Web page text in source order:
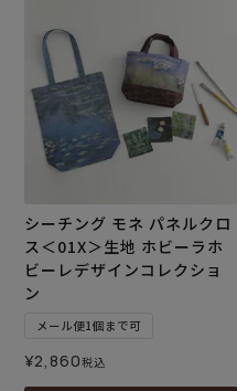
シーチング モネ パネルクロ
ス＜01X＞生地 ホビーラホ
ビーレデザインコレクショ
ン
メール便1個まで可
¥2,860税込